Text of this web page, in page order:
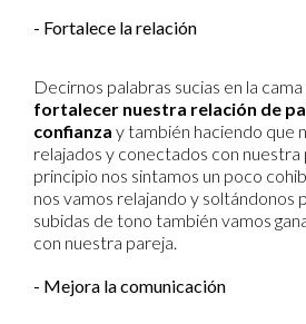
- Fortalece la relación
Decirnos palabras sucias en la cama
fortalecer nuestra relación de
confianza y también haciendo que
relajados y conectados con nuestra
principio nos sintamos un poco
nos vamos relajando y soltándonos
subidas de tono también vamos
con nuestra pareja.
- Mejora la comunicación